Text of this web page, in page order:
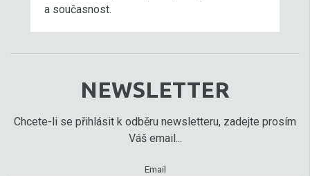
a současnost.
NEWSLETTER
Chcete-li se přihlásit k odběru newsletteru, zadejte prosím
Váš email...
Email